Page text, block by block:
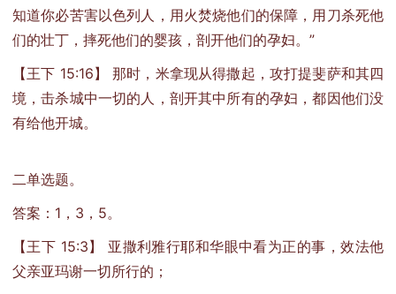
知道你必苦害以色列人，用火焚烧他们的保障，用刀杀死他
们的壮丁，摔死他们的婴孩，剖开他们的孕妇。”
【王下 15:16】 那时，米拿现从得撒起，攻打提斐萨和其四
境，击杀城中一切的人，剖开其中所有的孕妇，都因他们没
有给他开城。
二单选题。
答案：1，3，5。
【王下 15:3】 亚撒利雅行耶和华眼中看为正的事，效法他
父亲亚玛谢一切所行的；